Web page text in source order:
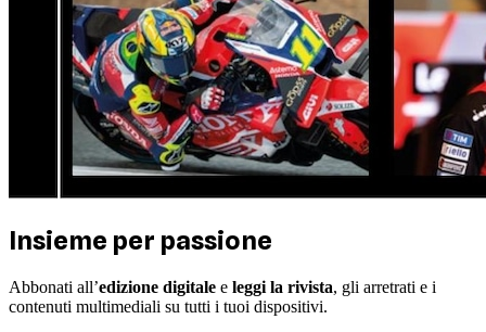
Insieme per passione
Abbonati all’edizione digitale e leggi la rivista, gli arretrati e i
contenuti multimediali su tutti i tuoi dispositivi.